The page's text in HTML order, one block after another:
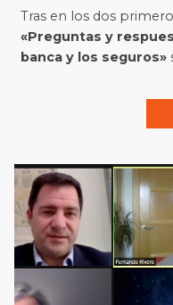
Tras en los dos
«Preguntas y
banca y los seguros»